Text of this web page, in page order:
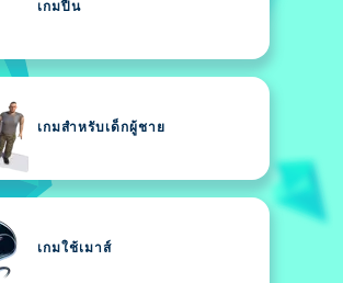
เกมปืน
เกมสำหรับเด็กผู้ชาย
เกมใช้เมาส์